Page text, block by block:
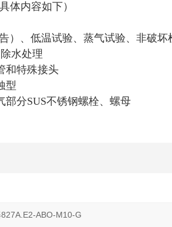
体内容如下）
）、低温试验、蒸气试验、非破坏
水处理
殊接头
强腐蚀型
SUS不锈钢螺栓、螺母